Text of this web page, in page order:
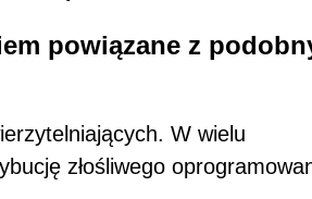
powiązane z
W wielu
złośliwego